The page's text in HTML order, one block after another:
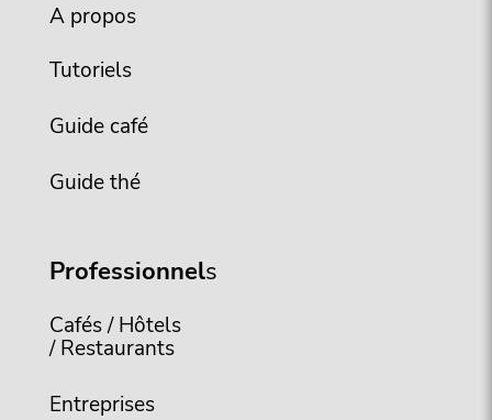
A propos
Tutoriels
Guide café
Guide thé
Professionnels
Cafés / Hôtels
/ Restaurants
Entreprises